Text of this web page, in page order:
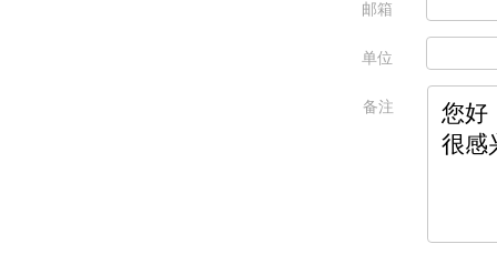
邮箱
单位
备注